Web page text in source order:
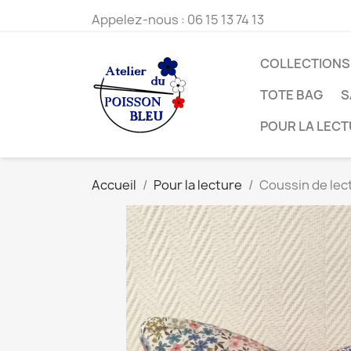
Appelez-nous : 06 15 13 74 13
COLLECTIONS
TOTE BAG
POUR LA
Accueil Pour la lecture Coussin de